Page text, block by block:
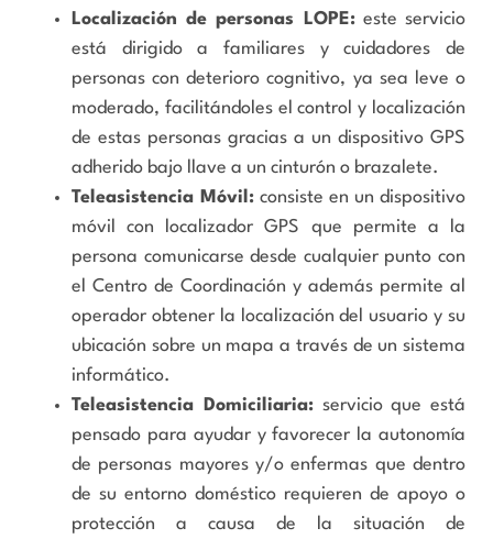
Localización de personas LOPE:este servicio
está dirigido a familiares y cuidadores de
personas con deterioro cognitivo, ya sea leve o
moderado, facilitándoles el control y localización
de estas personas gracias a un dispositivo GPS
adherido bajo llave a un cinturón o brazalete.
Teleasistencia Móvil : consiste en un dispositivo
móvil con localizador GPS que permite a la
persona comunicarse desde cualquier punto con
el Centro de Coordinación y además permite al
operador obtener la localización del usuario y su
ubicación sobre un mapa a través de un sistema
informático.
Teleasistencia Domiciliaria:servicio que está
pensado para ayudar y favorecer la autonomía
de personas mayores y/o enfermas que dentro
de su entorno doméstico requieren de apoyo o
protección a causa de la situación de